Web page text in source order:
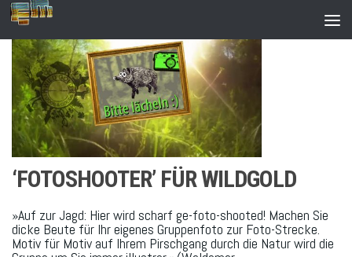
Zum Inhalt springen
‘FOTOSHOOTER’ FÜR WILDGOLD
»Auf zur Jagd: Hier wird scharf ge-foto-shooted! Machen Sie
dicke Beute für Ihr eigenes Gruppenfoto zur Foto-Strecke.
Motiv für Motiv auf Ihrem Pirschgang durch die Natur wird die